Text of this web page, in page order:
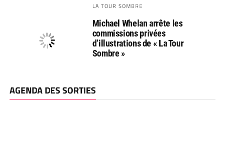
LA TOUR SOMBRE
Michael Whelan arrête les
commissions privées
d’illustrations de « La Tour
Sombre »
AGENDA DES SORTIES